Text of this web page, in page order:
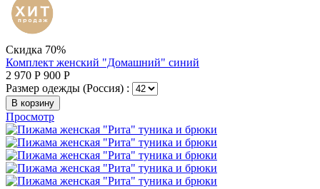
Скидка 70%
Комплект женский "Домашний" синий
2 970 Р 900 Р
Размер одежды (Россия) :
В корзину
Просмотр